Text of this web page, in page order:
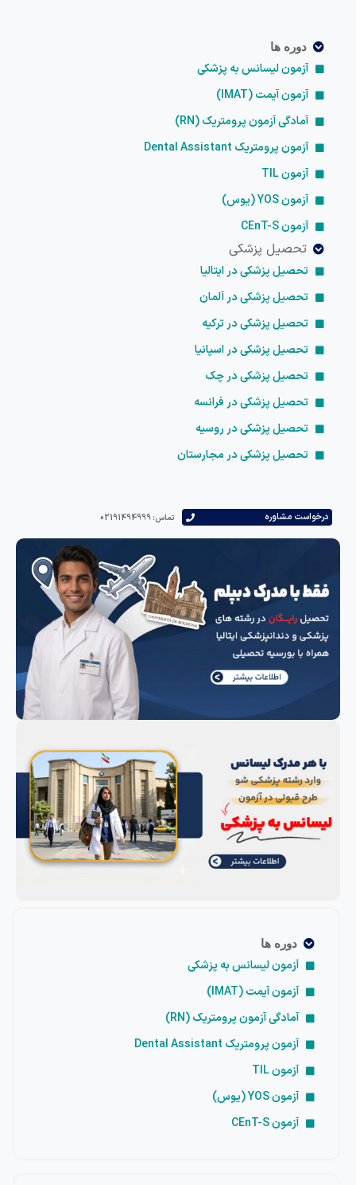
مشاوره تماس: 02191494999
دوره ها
آزمون لیسانس به پزشکی
آزمون آیمت (IMAT)
آمادگی آزمون پرومتریک (RN)
آزمون پرومتریک Dental Assistant
آزمون TIL
آزمون YOS (یوس)
آزمون CEnT-S
دوره ها
آزمون لیسانس به پزشکی
آزمون آیمت (IMAT)
آمادگی آزمون پرومتریک (RN)
آزمون پرومتریک Dental Assistant
آزمون TIL
آزمون YOS (یوس)
آزمون CEnT-S
تحصیل پزشکی
تحصیل پزشکی در ایتالیا
تحصیل پزشکی در آلمان
تحصیل پزشکی در ترکیه
تحصیل پزشکی در اسپانیا
تحصیل پزشکی در چک
تحصیل پزشکی در فرانسه
تحصیل پزشکی در روسیه
تحصیل پزشکی در مجارستان